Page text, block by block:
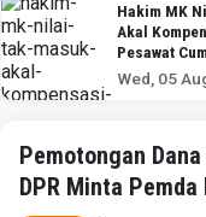
Hakim MK
Akal
Pesawat
Ribu
Wed, 05
Pemotongan
DPR Minta Pemda